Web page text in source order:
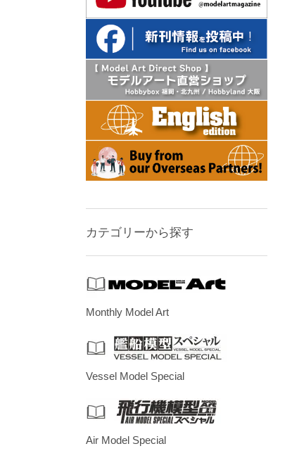
カテゴリーから探す
Monthly Model Art
Vessel Model Special
Air Model Special